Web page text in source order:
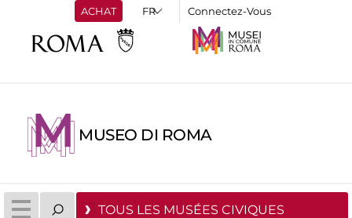
ACHAT Connectez-Vous
MUSEO DI ROMA
TOUS LES MUSÉES CIVIQUES